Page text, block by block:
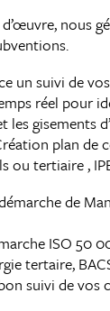
nous
un suivi de vos
réel pour
les gisements
plan de
ou tertiaire ,
de
ISO 50
tertaire,
suivi de vos